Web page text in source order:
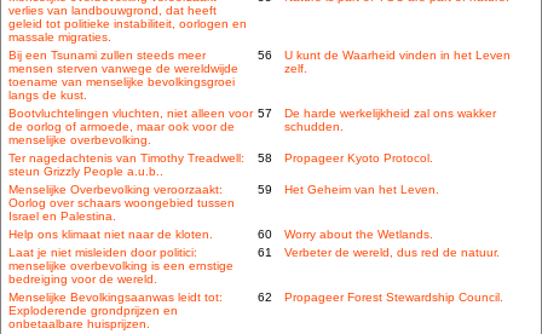
verlies van landbouwgrond, dat heeft
geleid tot politieke instabiliteit, oorlogen en
massale migraties.
Bij een Tsunami zullen steeds meer
mensen sterven vanwege de wereldwijde
toename van menselijke bevolkingsgroei
langs de kust.
56
U kunt de Waarheid vinden in het Leven
zelf.
Bootvluchtelingen vluchten, niet alleen voor
de oorlog of armoede, maar ook voor de
menselijke overbevolking.
57
De harde werkelijkheid zal ons wakker
schudden.
Ter nagedachtenis van Timothy Treadwell:
steun Grizzly People a.u.b..
58 Propageer Kyoto Protocol.
Menselijke Overbevolking veroorzaakt:
Oorlog over schaars woongebied tussen
Israel en Palestina.
59 Het Geheim van het Leven.
Help ons klimaat niet naar de kloten. 60
Worry about the Wetlands.
Laat je niet misleiden door politici:
menselijke overbevolking is een ernstige
bedreiging voor de wereld.
61 Verbeter de wereld, dus red de natuur.
Menselijke Bevolkingsaanwas leidt tot:
Exploderende grondprijzen en
onbetaalbare huisprijzen.
62 Propageer Forest Stewardship Council.